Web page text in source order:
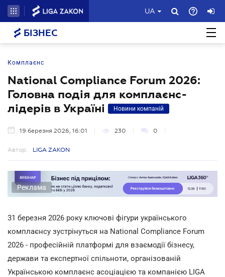
UA
БІЗНЕС
Комплаєнс
National Compliance Forum 2026:
Головна подія для комплаєнс-
лідерів в Україні
Новини компаній
19 березня 2026, 16:01 230 0
Автор: LIGA ZAKON
Реклама
31 березня 2026 року ключові фігури українського
комплаєнсу зустрінуться на National Compliance Forum
2026 - професійній платформі для взаємодії бізнесу,
держави та експертної спільноти, організованій
Українською комплаєнс асоціацією та компанією LIGA